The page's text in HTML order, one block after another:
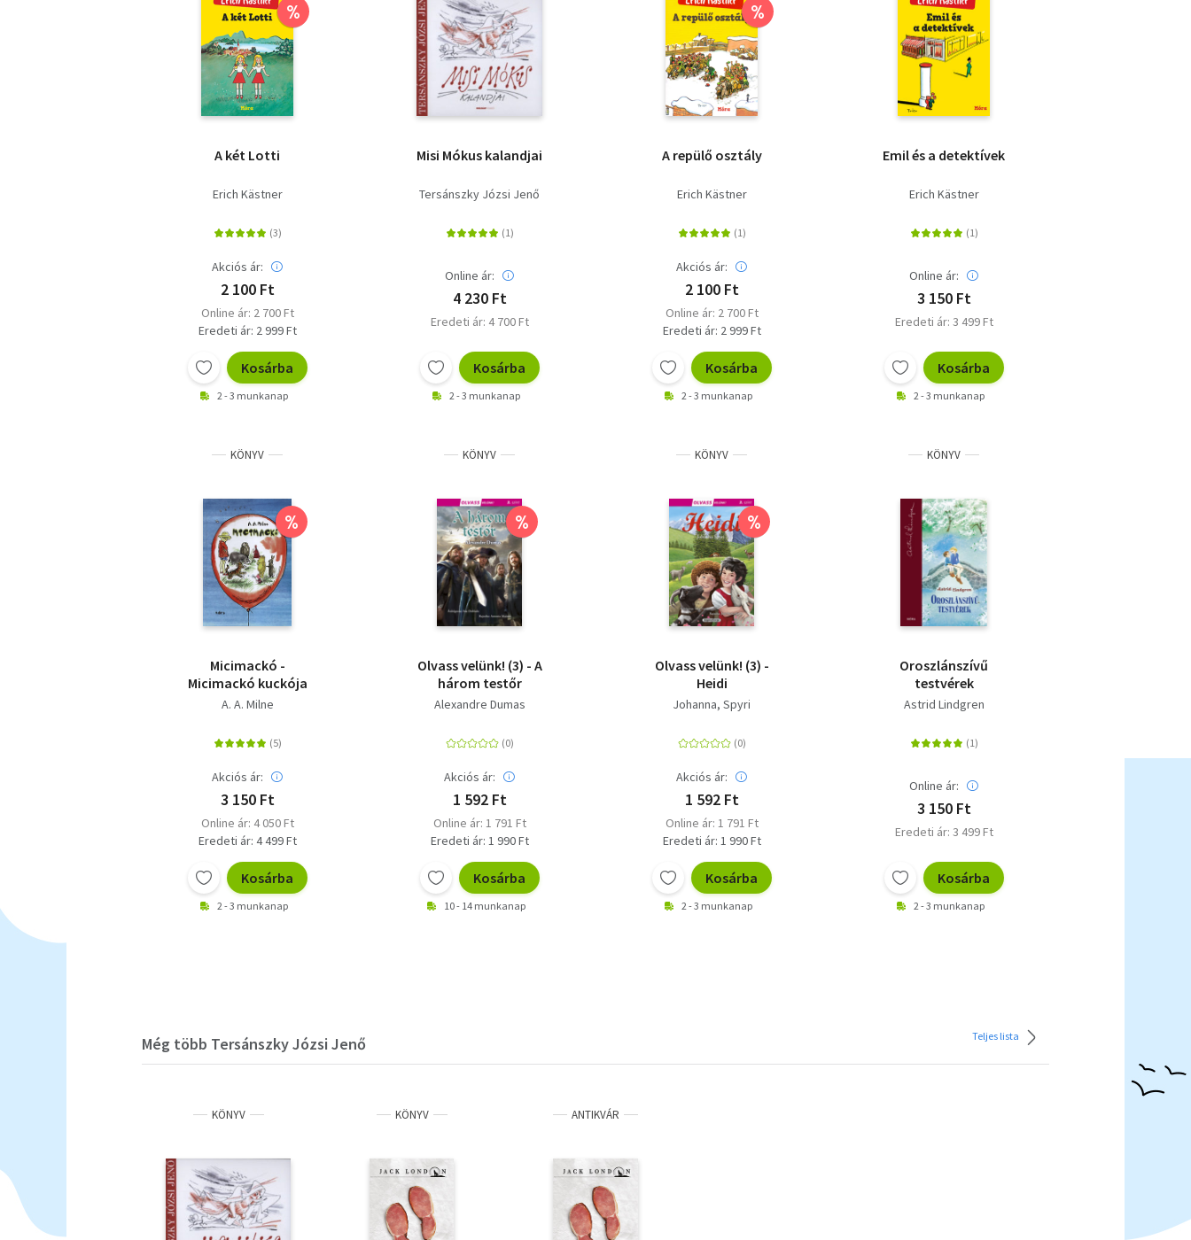
%
A két Lotti
Erich Kästner
Akciós ár:
2 100 Ft
Online ár: 2 700 Ft
Eredeti ár: 2 999 Ft
Kosárba
2 - 3 munkanap
Misi Mókus kalandjai
Tersánszky Józsi Jenő
Online ár:
4 230 Ft
Eredeti ár: 4 700 Ft
Kosárba
2 - 3 munkanap
%
A repülő osztály
Erich Kästner
Akciós ár:
2 100 Ft
Online ár: 2 700 Ft
Eredeti ár: 2 999 Ft
Kosárba
2 - 3 munkanap
Emil és a detektívek
Erich Kästner
Online ár:
3 150 Ft
Eredeti ár: 3 499 Ft
Kosárba
2 - 3 munkanap
KÖNYV
%
Micimackó -
Micimackó kuckója
A. A. Milne
Akciós ár:
3 150 Ft
Online ár: 4 050 Ft
Eredeti ár: 4 499 Ft
Kosárba
2 - 3 munkanap
KÖNYV
%
Olvass velünk! (3) - A
három testőr
Alexandre Dumas
Akciós ár:
1 592 Ft
Online ár: 1 791 Ft
Eredeti ár: 1 990 Ft
Kosárba
10 - 14 munkanap
KÖNYV
%
Olvass velünk! (3) -
Heidi
Johanna, Spyri
Akciós ár:
1 592 Ft
Online ár: 1 791 Ft
Eredeti ár: 1 990 Ft
Kosárba
2 - 3 munkanap
KÖNYV
Oroszlánszívű
testvérek
Astrid Lindgren
Online ár:
3 150 Ft
Eredeti ár: 3 499 Ft
Kosárba
2 - 3 munkanap
Még több Tersánszky Józsi Jenő Teljes lista
KÖNYV KÖNYV ANTIKVÁR